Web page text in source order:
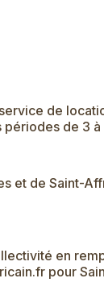
de
de 3 à
et de Saint-
en
pour